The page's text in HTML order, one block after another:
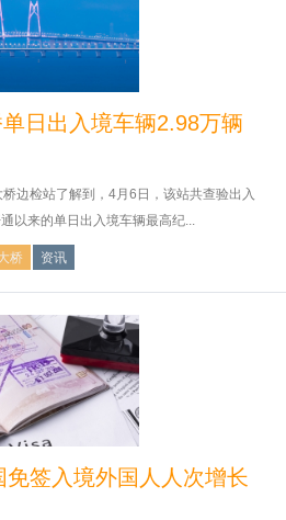
日出入境车辆2.98万辆
边检站了解到，4月6日，该站共查验出入
以来的单日出入境车辆最高纪...
桥 资讯
免签入境外国人人次增长